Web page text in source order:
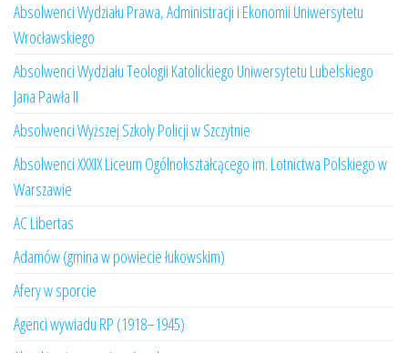
Absolwenci Wydziału Prawa, Administracji i Ekonomii Uniwersytetu
Wrocławskiego
Absolwenci Wydziału Teologii Katolickiego Uniwersytetu Lubelskiego
Jana Pawła II
Absolwenci Wyższej Szkoły Policji w Szczytnie
Absolwenci XXXIX Liceum Ogólnokształcącego im. Lotnictwa Polskiego w
Warszawie
AC Libertas
Adamów (gmina w powiecie łukowskim)
Afery w sporcie
Agenci wywiadu RP (1918–1945)